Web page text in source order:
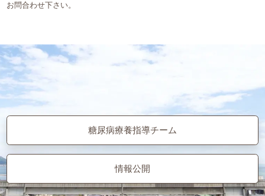
お問合わせ下さい。
糖尿病療養指導チーム
情報公開